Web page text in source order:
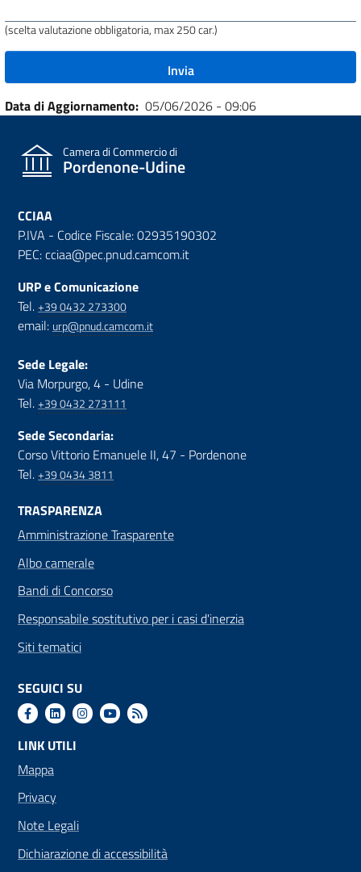
(scelta valutazione obbligatoria, max 250 car.)
Data di Aggiornamento 05/06/2026 - 09:06
Camera di Commercio di
Pordenone-Udine
CCIAA
P.IVA - Codice Fiscale: 02935190302
PEC: cciaa@pec.pnud.camcom.it
URP e Comunicazione
Tel.+39 0432 273300
email: urp@pnud.camcom.it
Sede Legale:
Via Morpurgo, 4 - Udine
Tel.+39 0432 273111
Sede Secondaria:
Corso Vittorio Emanuele II, 47 - Pordenone
Tel.+39 0434 3811
TRASPARENZA
Amministrazione Trasparente
Albo camerale
Bandi di Concorso
Responsabile sostitutivo per i casi d'inerzia
Siti tematici
SEGUICI SU
LINK UTILI
Mappa
Privacy
Note Legali
Dichiarazione di accessibilità